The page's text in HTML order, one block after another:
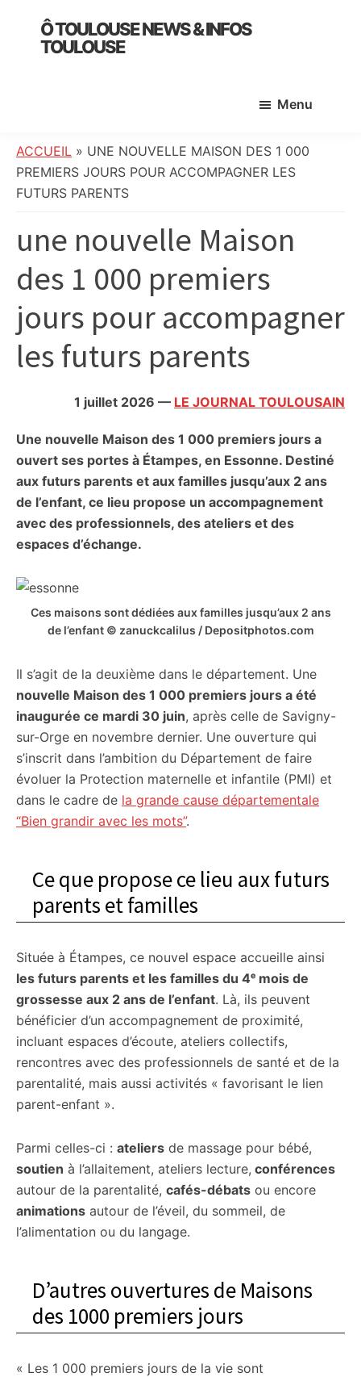
primary
Ô TOULOUSE NEWS & INFOS
TOULOUSE
:
info
locale,
culture,
politique,
météo,
divers
initiatives
Menu
ACCUEIL » UNE NOUVELLE MAISON DES 1 000
PREMIERS JOURS POUR ACCOMPAGNER LES
FUTURS PARENTS
une nouvelle Maison
des 1 000 premiers
jours pour accompagner
les futurs parents
1 juillet 2026 — LE JOURNAL TOULOUSAIN
Une nouvelle Maison des 1 000 premiers jours a
ouvert ses portes à Étampes, en Essonne. Destiné
aux futurs parents et aux familles jusqu’aux 2 ans
de l’enfant, ce lieu propose un accompagnement
avec des professionnels, des ateliers et des
espaces d’échange.
Ces maisons sont dédiées aux familles jusqu’aux 2 ans
de l’enfant © zanuckcalilus / Depositphotos.com
Il s’agit de la deuxième dans le département. Une
nouvelle Maison des 1 000 premiers jours a été
inaugurée ce mardi 30 juin, après celle de Savigny-
sur-Orge en novembre dernier. Une ouverture qui
s’inscrit dans l’ambition du Département de faire
évoluer la Protection maternelle et infantile (PMI) et
dans le cadre de la grande cause départementale
“Bien grandir avec les mots”.
Ce que propose ce lieu aux futurs
parents et familles
Située à Étampes, ce nouvel espace accueille ainsi
les futurs parents et les familles du 4ᵉ mois de
grossesse aux 2 ans de l’enfant. Là, ils peuvent
bénéficier d’un accompagnement de proximité,
incluant espaces d’écoute, ateliers collectifs,
rencontres avec des professionnels de santé et de la
parentalité, mais aussi activités « favorisant le lien
parent-enfant ».
Parmi celles-ci : ateliers de massage pour bébé,
soutien à l’allaitement, ateliers lecture, conférences
autour de la parentalité, cafés-débats ou encore
animations autour de l’éveil, du sommeil, de
l’alimentation ou du langage.
D’autres ouvertures de Maisons
des 1000 premiers jours
« Les 1 000 premiers jours de la vie sont